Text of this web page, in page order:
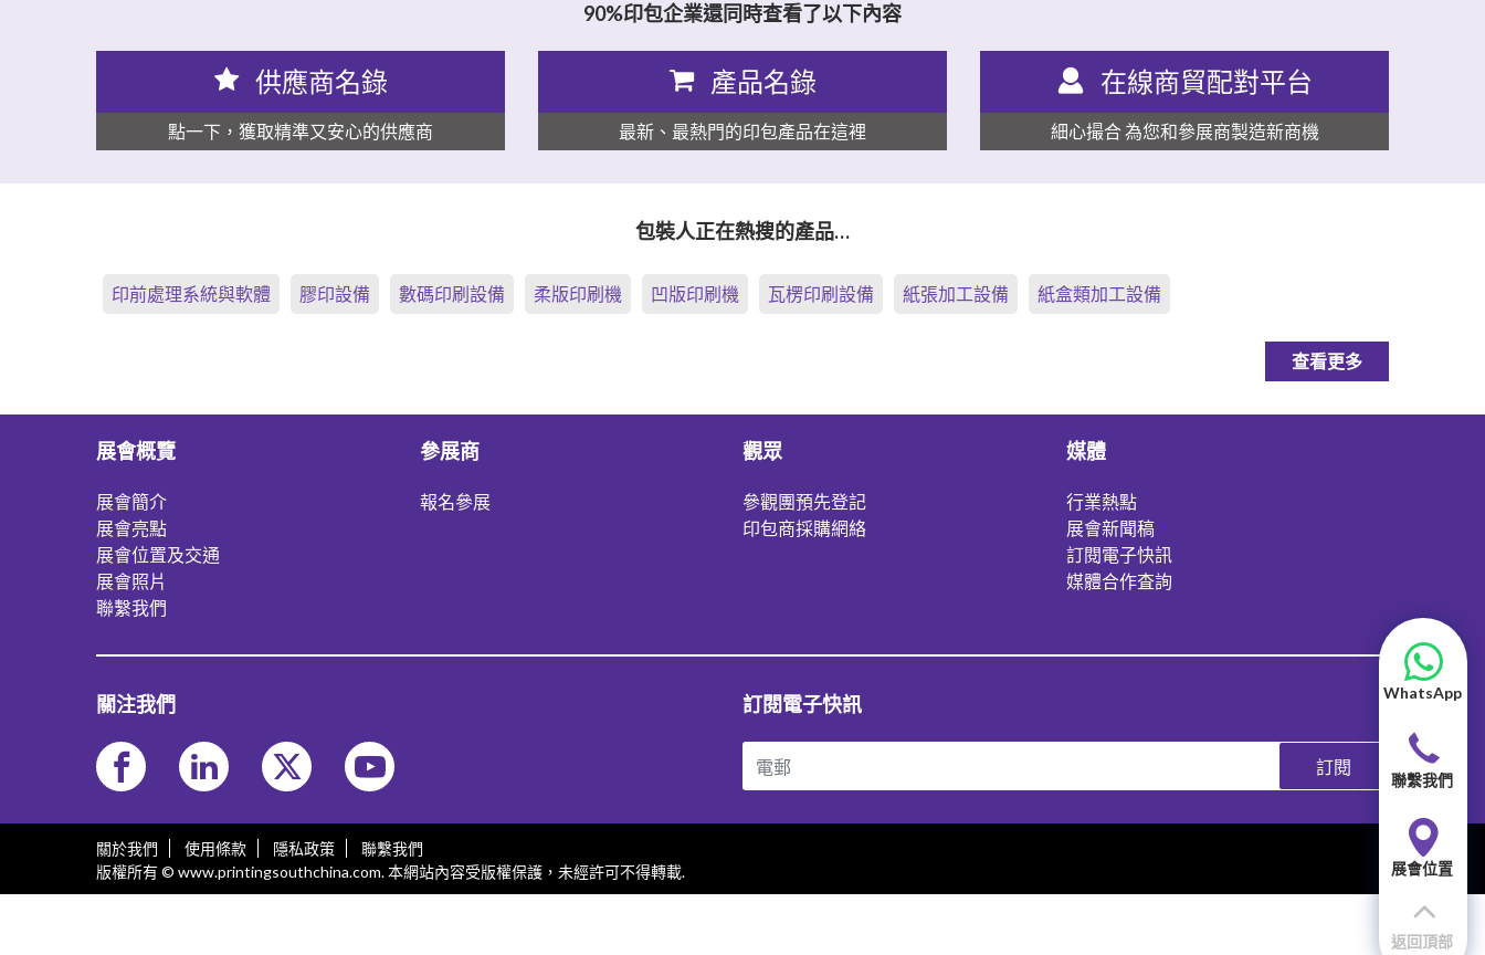
90%印包企業還同時查看了以下內容
供應商名錄
點一下，獲取精準又安心的供應商
產品名錄
最新、最熱門的印包產品在這裡
在線商貿配對平台
細心撮合 為您和參展商製造新商機
包裝人正在熱搜的產品…
印前處理系統與軟體 膠印設備 數碼印刷設備 柔版印刷機 凹版印刷機 瓦楞印刷設備 紙張加工設備 紙盒類加工設備
查看更多
展會概覽
展會簡介
展會亮點
展會位置及交通
展會照片
聯繫我們
參展商
報名參展
觀眾
參觀團預先登記
印包商採購網絡
媒體
行業熱點
展會新聞稿
訂閱電子快訊
媒體合作査詢
關注我們 訂閱電子快訊
訂閱
關於我們 使用條款 隱私政策
聯繫我們
版權所有 © www.printingsouthchina.com. 本網站內容受版權保護，未經許可不得轉載.
WhatsApp
聯繫我們
展會位置
返回頂部